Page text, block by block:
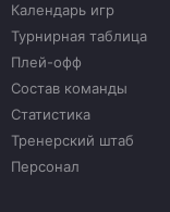
Календарь игр
Турнирная таблица
Плей-офф
Состав команды
Статистика
Тренерский штаб
Персонал